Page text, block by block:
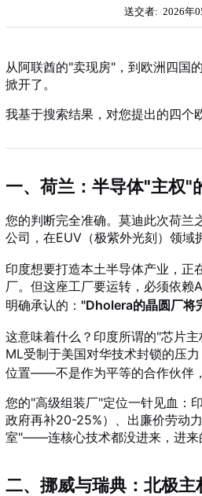
送交者: 2026年
从阿联酋的"卖现房"，到欧洲四国
掀开了。
我基于搜索结果，对您提出的四个
一、荷兰：半导体"主权"
您的判断完全准确。莫迪此次荷兰
公司，在EUV（极紫外光刻）领域
印度想要打造本土半导体产业，
厂。但这座工厂要运转，必须依赖
明确承认的： "Dholera的晶圆厂将
这意味着什么？印度所谓的"芯片
ML受制于美国对华技术封锁的压
位置——不是作为平等的合作伙伴
您的"高级组装厂"定位一针见血：
政府再补20-25%）、出廉价劳动
室"——连核心技术都没进来，进来
二、挪威与瑞典：北极